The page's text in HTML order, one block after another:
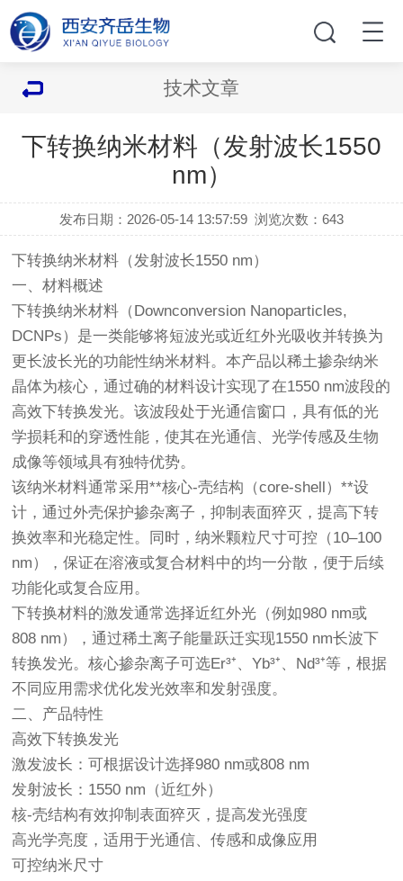
技术文章
下转换纳米材料（发射波长1550
nm）
发布日期：2026-05-14 13:57:59 浏览次数：643
下转换纳米材料（发射波长1550 nm）
一、材料概述
下转换纳米材料（Downconversion Nanoparticles,
DCNPs）是一类能够将短波光或近红外光吸收并转换为
更长波长光的功能性纳米材料。本产品以稀土掺杂纳米
晶体为核心，通过确的材料设计实现了在1550 nm波段的
高效下转换发光。该波段处于光通信窗口，具有低的光
学损耗和的穿透性能，使其在光通信、光学传感及生物
成像等领域具有独特优势。
该纳米材料通常采用**核心-壳结构（core-shell）**设
计，通过外壳保护掺杂离子，抑制表面猝灭，提高下转
换效率和光稳定性。同时，纳米颗粒尺寸可控（10–100
nm），保证在溶液或复合材料中的均一分散，便于后续
功能化或复合应用。
下转换材料的激发通常选择近红外光（例如980 nm或
808 nm），通过稀土离子能量跃迁实现1550 nm长波下
转换发光。核心掺杂离子可选Er³⁺、Yb³⁺、Nd³⁺等，根据
不同应用需求优化发光效率和发射强度。
二、产品特性
高效下转换发光
激发波长：可根据设计选择980 nm或808 nm
发射波长：1550 nm（近红外）
核-壳结构有效抑制表面猝灭，提高发光强度
高光学亮度，适用于光通信、传感和成像应用
可控纳米尺寸